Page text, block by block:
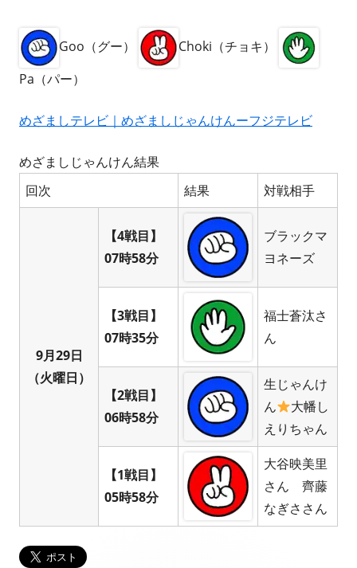
Goo（グー）
Choki（チョキ）
Pa（パー）
めざましテレビ｜めざましじゃんけんーフジテレビ
めざましじゃんけん結果
回次
結果 対戦相手
9月29日
（火曜日）
【4戦目】
07時58分
ブラックマ
ヨネーズ
【3戦目】
07時35分
福士蒼汰さ
ん
【2戦目】
06時58分
生じゃんけ
ん
大幡し
えりちゃん
【1戦目】
05時58分
大谷映美里
さん 齊藤
なぎささん